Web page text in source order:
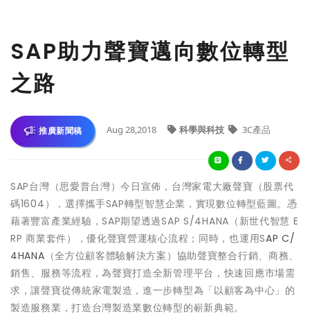
SAP助力聲寶邁向數位轉型
之路
推廣新聞稿 Aug 28,2018 科學與科技 3C產品
SAP台灣（思愛普台灣）今日宣佈，台灣家電大廠聲寶（股票代
碼1604），選擇攜手SAP轉型智慧企業，實現數位轉型藍圖。憑
藉著豐富產業經驗，SAP期望透過SAP S/4HANA（新世代智慧 E
RP 商業套件），優化聲寶營運核心流程；同時，也運用SAP C/
4HANA （全方位顧客體驗解決方案）協助聲寶整合行銷、商務、
銷售、服務等流程，為聲寶打造全新管理平台，快速回應市場需
求，讓聲寶從傳統家電製造，進一步轉型為「以顧客為中心」的
製造服務業，打造台灣製造業數位轉型的嶄新典範。